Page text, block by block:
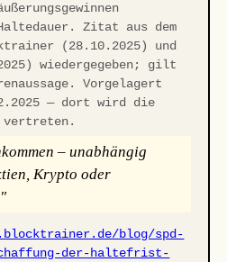
Zitat aus dem
(28.10.2025) und
wiedergegeben; gilt
Vorgelagert
— dort wird die
– unabhängig
Krypto oder
blog/spd-
der-haltefrist-